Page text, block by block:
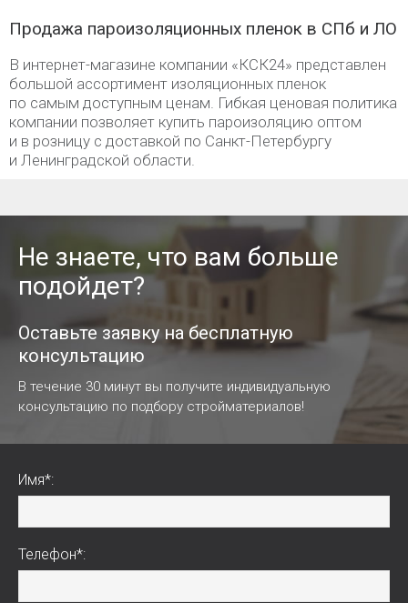
Продажа пароизоляционных пленок в СПб и ЛО
В интернет-магазине компании «КСК24» представлен
большой ассортимент изоляционных пленок
по самым доступным ценам. Гибкая ценовая политика
компании позволяет купить пароизоляцию оптом
и в розницу с доставкой по Санкт-Петербургу
и Ленинградской области.
Не знаете, что вам больше
подойдет?
Оставьте заявку на бесплатную
консультацию
В течение 30 минут вы получите индивидуальную
консультацию по подбору стройматериалов!
Имя*:
Телефон*: